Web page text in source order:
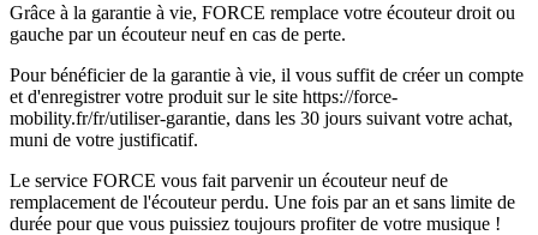
Grâce à la garantie à vie, FORCE remplace votre écouteur droit ou
gauche par un écouteur neuf en cas de perte.
Pour bénéficier de la garantie à vie, il vous suffit de créer un compte
et d'enregistrer votre produit sur le site https://force-
mobility.fr/fr/utiliser-garantie, dans les 30 jours suivant votre achat,
muni de votre justificatif.
Le service FORCE vous fait parvenir un écouteur neuf de
remplacement de l'écouteur perdu. Une fois par an et sans limite de
durée pour que vous puissiez toujours profiter de votre musique !